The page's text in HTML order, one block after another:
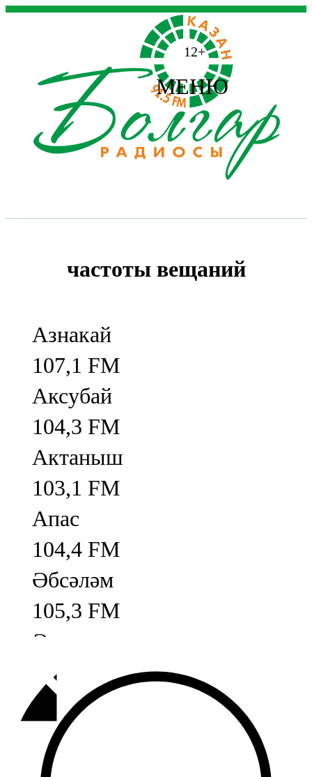
12+
МЕНЮ
частоты вещаний
Азнакай
107,1 FM
Аксубай
104,3 FM
Актаныш
103,1 FM
Апас
104,4 FM
Әбсәләм
105,3 FM
Әлмәт
92,9 FM
Базарлы матак
107,1 FM
Балык бистәсе